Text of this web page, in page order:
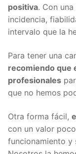
positiva. Con
incidencia,
intervalo que la
Para tener una
recomiendo que
profesionales
que no hemos
Otra forma fácil,
con un valor
funcionamiento y